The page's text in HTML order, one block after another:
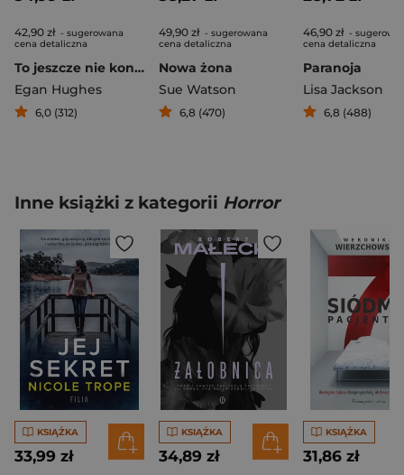
42,90 zł - sugerowana
cena detaliczna
To jeszcze nie koniec
Egan Hughes
6,0 (312)
49,90 zł - sugerowana
cena detaliczna
Nowa żona
Sue Watson
6,8 (470)
46,90 zł -
cena detaliczna
Paranoja
Lisa Jackson
6,8 (488)
Inne książki z kategorii Horror
KSIĄŻKA
33,99 zł
KSIĄŻKA
34,89 zł
KSIĄŻKA
31,86 zł